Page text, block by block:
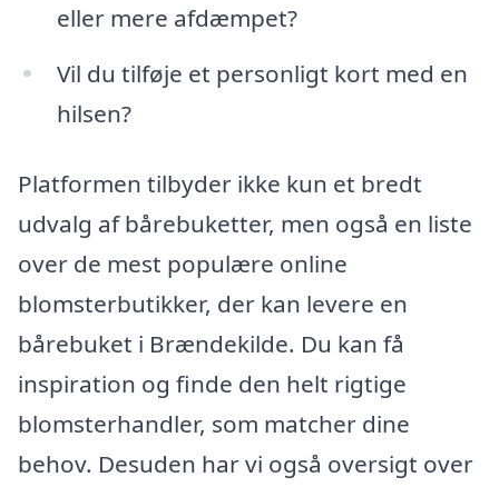
eller mere afdæmpet?
Vil du tilføje et personligt kort med en
hilsen?
Platformen tilbyder ikke kun et bredt
udvalg af bårebuketter, men også en liste
over de mest populære online
blomsterbutikker, der kan levere en
bårebuket i Brændekilde. Du kan få
inspiration og finde den helt rigtige
blomsterhandler, som matcher dine
behov. Desuden har vi også oversigt over